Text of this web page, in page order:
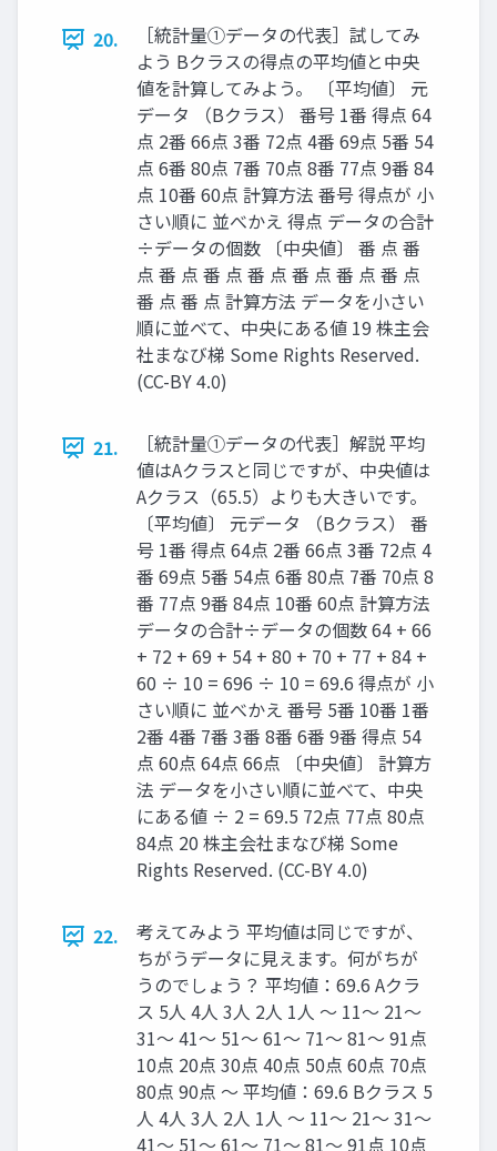
20.
［統計量①データの代表］試してみ
よう Bクラスの得点の平均値と中央
値を計算してみよう。 〔平均値〕 元
データ （Bクラス） 番号 1番 得点 64
点 2番 66点 3番 72点 4番 69点 5番 54
点 6番 80点 7番 70点 8番 77点 9番 84
点 10番 60点 計算方法 番号 得点が 小
さい順に 並べかえ 得点 データの合計
÷データの個数 〔中央値〕 番 点 番
点 番 点 番 点 番 点 番 点 番 点 番 点
番 点 番 点 計算方法 データを小さい
順に並べて、中央にある値 19 株主会
社まなび梯 Some Rights Reserved.
(CC-BY 4.0)
21.
［統計量①データの代表］解説 平均
値はAクラスと同じですが、中央値は
Aクラス（65.5）よりも大きいです。
〔平均値〕 元データ （Bクラス） 番
号 1番 得点 64点 2番 66点 3番 72点 4
番 69点 5番 54点 6番 80点 7番 70点 8
番 77点 9番 84点 10番 60点 計算方法
データの合計÷データの個数 64 + 66
+ 72 + 69 + 54 + 80 + 70 + 77 + 84 +
60 ÷ 10 = 696 ÷ 10 = 69.6 得点が 小
さい順に 並べかえ 番号 5番 10番 1番
2番 4番 7番 3番 8番 6番 9番 得点 54
点 60点 64点 66点 〔中央値〕 計算方
法 データを小さい順に並べて、中央
にある値 ÷ 2 = 69.5 72点 77点 80点
84点 20 株主会社まなび梯 Some
Rights Reserved. (CC-BY 4.0)
22.
考えてみよう 平均値は同じですが、
ちがうデータに見えます。何がちが
うのでしょう？ 平均値：69.6 Aクラ
ス 5人 4人 3人 2人 1人 〜 11〜 21〜
31〜 41〜 51〜 61〜 71〜 81〜 91点
10点 20点 30点 40点 50点 60点 70点
80点 90点 〜 平均値：69.6 Bクラス 5
人 4人 3人 2人 1人 〜 11〜 21〜 31〜
41〜 51〜 61〜 71〜 81〜 91点 10点